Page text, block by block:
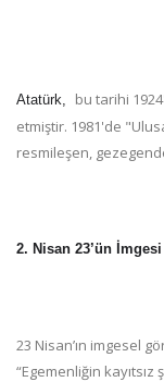
Atatürk, bu tarihi
etmiştir. 1981'de
resmileşen,
2. Nisan 23’ün
23 Nisan’ın imgesel
“Egemenliğin kayıtsız